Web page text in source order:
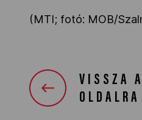
(MTI; fotó: MOB/
VISSZA
OLDALRA